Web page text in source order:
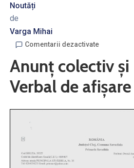
Noutăți
de
Varga Mihai
Comentarii dezactivate
Anunț colectiv şi
Verbal de